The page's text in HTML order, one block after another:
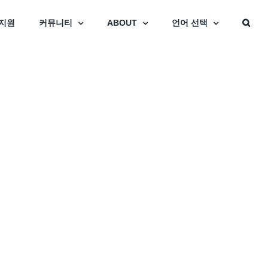
원 커뮤니티 ABOUT 언어 선택